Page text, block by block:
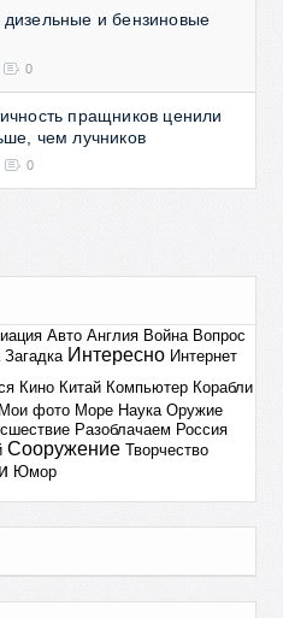
и бензиновые
0
пращников ценили
чем лучников
0
Авто Англия Война Вопрос
Загадка Интересно Интернет
Кино Китай Компьютер Корабли
Мои фото Море Наука Оружие
Разоблачаем Россия
Сооружение Творчество
Юмор